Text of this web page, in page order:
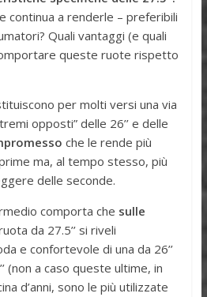
continua a renderle – preferibili
Quali vantaggi (e quali
queste ruote rispetto
per molti versi una via
opposti” delle 26’’ e delle
che le rende più
ma, al tempo stesso, più
delle seconde.
comporta che sulle
da 27.5’’ si riveli
e confortevole di una da 26’’
(non a caso queste ultime, in
d’anni, sono le più utilizzate